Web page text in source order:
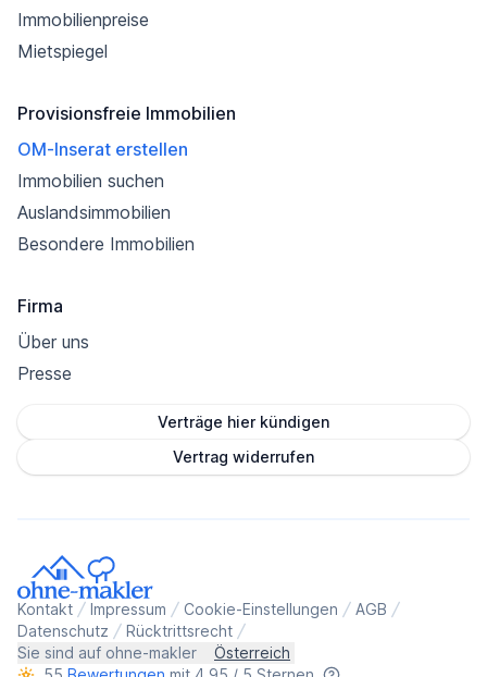
Immobilienpreise
Mietspiegel
Provisionsfreie Immobilien
OM-Inserat erstellen
Immobilien suchen
Auslandsimmobilien
Besondere Immobilien
Firma
Über uns
Presse
Verträge hier kündigen
Vertrag widerrufen
Kontakt Impressum Cookie-Einstellungen
AGB
Datenschutz
Rücktrittsrecht
Sie sind auf ohne-makler
Österreich